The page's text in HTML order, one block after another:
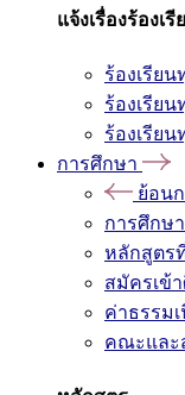
แจ้งเรื่องร้องเ
ร้องเรีย
ร้องเรีย
ร้องเรีย
การศึกษา
ย้อน
การศึกษา
หลักสูตร
สมัครเข้
ค่าธรรม
คณะและ